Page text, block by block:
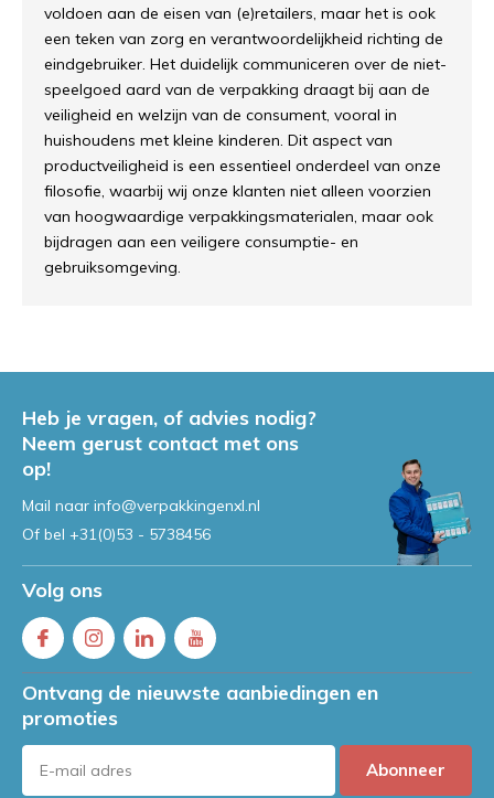
voldoen aan de eisen van (e)retailers, maar het is ook
een teken van zorg en verantwoordelijkheid richting de
eindgebruiker. Het duidelijk communiceren over de niet-
speelgoed aard van de verpakking draagt bij aan de
veiligheid en welzijn van de consument, vooral in
huishoudens met kleine kinderen. Dit aspect van
productveiligheid is een essentieel onderdeel van onze
filosofie, waarbij wij onze klanten niet alleen voorzien
van hoogwaardige verpakkingsmaterialen, maar ook
bijdragen aan een veiligere consumptie- en
gebruiksomgeving.
Heb je vragen, of advies nodig?
Neem gerust contact met ons
op!
Mail naar info@verpakkingenxl.nl
Of bel +31(0)53 - 5738456
Volg ons
Ontvang de nieuwste aanbiedingen en
promoties
Abonneer